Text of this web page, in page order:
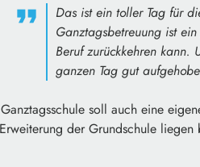
Das ist ein toller Tag für
Ganztagsbetreuung ist
Beruf zurückkehren kann.
ganzen Tag gut
soll auch eine
der Grundschule